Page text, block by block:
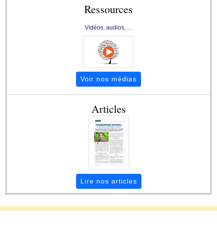
Ressources
Vidéos, audios, …
Voir nos médias
Articles
Lire nos articles